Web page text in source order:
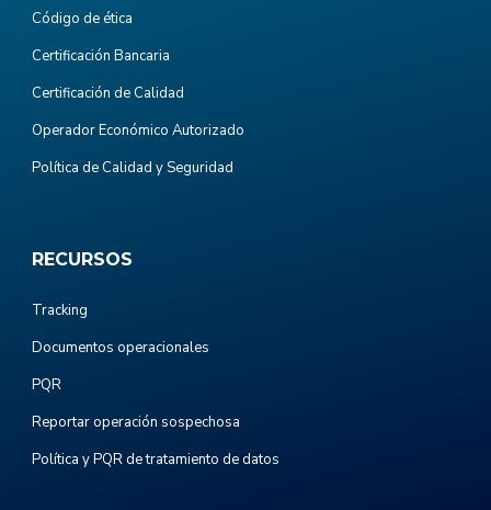
Código de ética
Certificación Bancaria
Certificación de Calidad
Operador Económico Autorizado
Política de Calidad y Seguridad
RECURSOS
Tracking
Documentos operacionales
PQR
Reportar operación sospechosa
Política y PQR de tratamiento de datos